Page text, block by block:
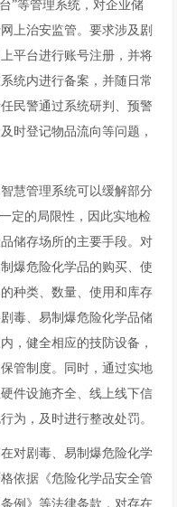
”等管理系统，对企业储
上治安监管。要求涉及剧
平台进行账号注册，并将
统内进行备案，并随日常
民警通过系统研判、预警
时登记物品流向等问题，
慧管理系统可以缓解部分
定的局限性，因此实地检
储存场所的主要手段。对
爆危险化学品的购买、使
种类、数量、使用和库存
毒、易制爆危险化学品储
，健全相应的技防设备，
管制度。同时，通过实地
件设施齐全、线上线下信
为，及时进行整改处罚。
对剧毒、易制爆危险化学
依据《危险化学品安全管
例》等法律条款，对存在